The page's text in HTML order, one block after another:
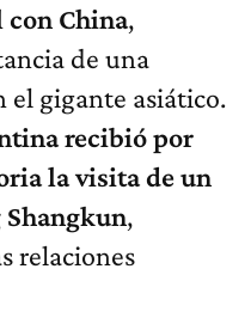
con China,
de una
el gigante asiático.
recibió por
la visita de un
Shangkun,
relaciones